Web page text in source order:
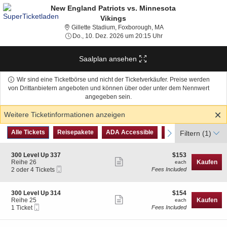
New England Patriots vs. Minnesota
Vikings
Gillette Stadium, Foxborough, MAGillette Stadium,
Do., 10. Dez. 2026 um 20:15 UhrDo., 10. Dez. 2026 um
Saalplan ansehen
Wir sind eine Ticketbörse und nicht der Ticketverkäufer. Preise werden
von Drittanbietern angeboten und können über oder unter dem Nennwert
angegeben sein.
Weitere Ticketinformationen anzeigen
Art
des
previous
Alle Tickets
Alle Tickets Reisepakete
Reisepakete ADA Accessible
ADA Accessible Parkingpass
Parkingpass
next
Filtern (1)
S
e
c
i
o
n
3
0
0
300 Level Up 337
Reihe 26
2
4
Tickets
available
2 oder 4 Tickets
Ticketinformationen
anzeigen
$153
each
$153
each
Fees Included
Kaufen
S
e
c
i
300 Level Up 314
Reihe 25
1
available
1 Ticket
Ticketinformationen
anzeigen
$154
each
$154
each
Fees Included
Kaufen